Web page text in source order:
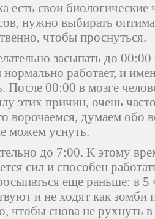
есть свои
нужно выбирать
чтобы проснуться.
засыпать до
работает, и
После 00:00 в мозге
этих причин, очень
ворочаемся, думаем обо
можем уснуть.
до 7:00. К этому
сил и способен
еще раньше: в 5
и не ходят как зомби
чтобы снова не рухнуть